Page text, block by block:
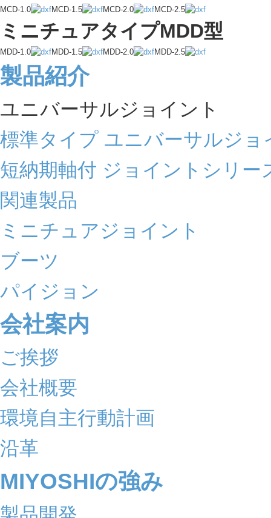
MCD-1.0 MCD-1.5 MCD-2.0 MCD-2.5
ミニチュアタイプMDD型
MDD-1.0 MDD-1.5 MDD-2.0 MDD-2.5
製品紹介
ユニバーサルジョイント
標準タイプ ユニバーサルジョ
短納期軸付 ジョイントシリー
関連製品
ミニチュアジョイント
ブーツ
パイジョン
会社案内
ご挨拶
会社概要
環境自主行動計画
沿革
MIYOSHIの強み